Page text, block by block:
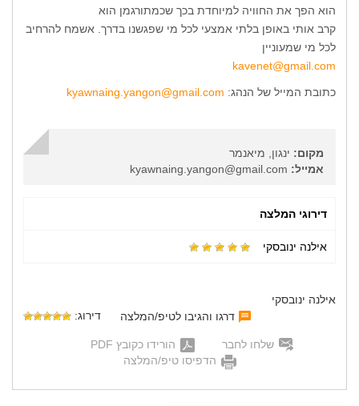
הוא הפך את החוויה למיוחדת בכך שכמתורגמן הוא
קרב אותי באופן בלתי אמצעי לכל מי שפגשנו בדרך. אשמח להרחיב
לכל מי שמעוניין
kavenet@gmail.com
כתובת המייל של הנהג: kyawnaing.yangon@gmail.com
מקום: ינגון, מיאנמר
אמייל:
דירוגי המלצה
אילנה ינובסקי
אילנה ינובסקי
דרגו והגיבו לטיפ/המלצה
דירוג:
שלחו לחבר
הורידו כקובץ PDF
הדפיסו טיפ/המלצה